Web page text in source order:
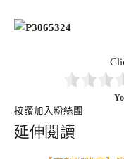
按讚加入粉絲團
延伸閱讀